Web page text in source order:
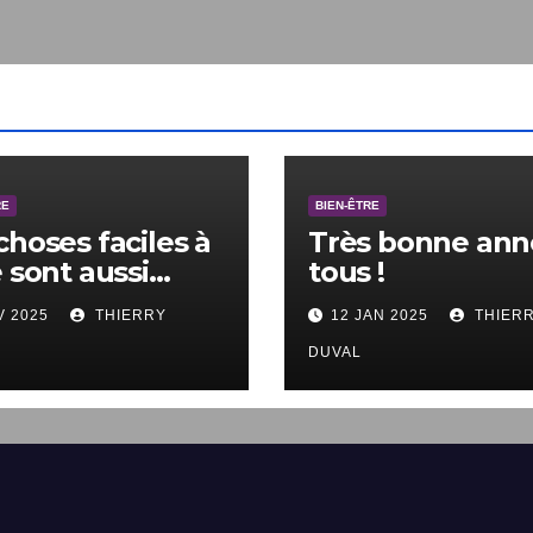
faciles à
aussi
à ne pas
2025 THIERRY
BIEN-ÊTRE
Très bonne
tous !
12 JAN 2025
DUVAL